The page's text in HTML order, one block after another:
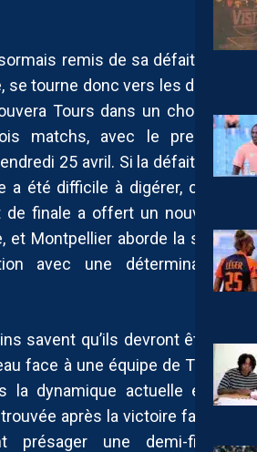
remis de sa défaite en
se tourne donc vers les demi-
Tours dans un choc au
matchs, avec le premier
25 avril. Si la défaite en
a été difficile à digérer, cette
finale a offert un nouveau
et Montpellier aborde la suite
avec une détermination
savent qu’ils devront être à
face à une équipe de Tours
la dynamique actuelle et la
après la victoire face à
présager une demi-finale